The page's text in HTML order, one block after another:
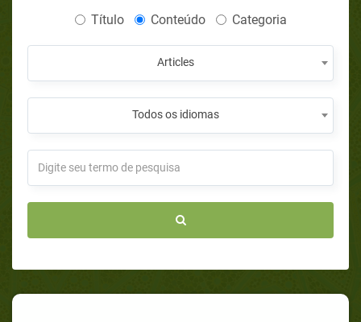
Título Conteúdo Categoria
Articles
Todos os idiomas